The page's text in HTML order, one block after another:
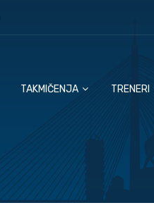
TAKMIČENJA TRENERI